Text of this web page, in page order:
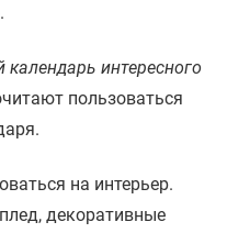
интересного
пользоваться
на интерьер.
декоративные